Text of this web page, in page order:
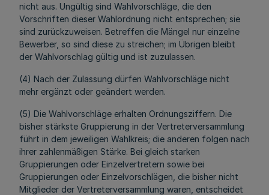
nicht aus. Ungültig sind Wahlvorschläge, die den
Vorschriften dieser Wahlordnung nicht entsprechen; sie
sind zurückzuweisen. Betreffen die Mängel nur einzelne
Bewerber, so sind diese zu streichen; im Übrigen bleibt
der Wahlvorschlag gültig und ist zuzulassen.
(4) Nach der Zulassung dürfen Wahlvorschläge nicht
mehr ergänzt oder geändert werden.
(5) Die Wahlvorschläge erhalten Ordnungsziffern. Die
bisher stärkste Gruppierung in der Vertreterversammlung
führt in dem jeweiligen Wahlkreis; die anderen folgen nach
ihrer zahlenmäßigen Stärke. Bei gleich starken
Gruppierungen oder Einzelvertretern sowie bei
Gruppierungen oder Einzelvorschlägen, die bisher nicht
Mitglieder der Vertreterversammlung waren, entscheidet